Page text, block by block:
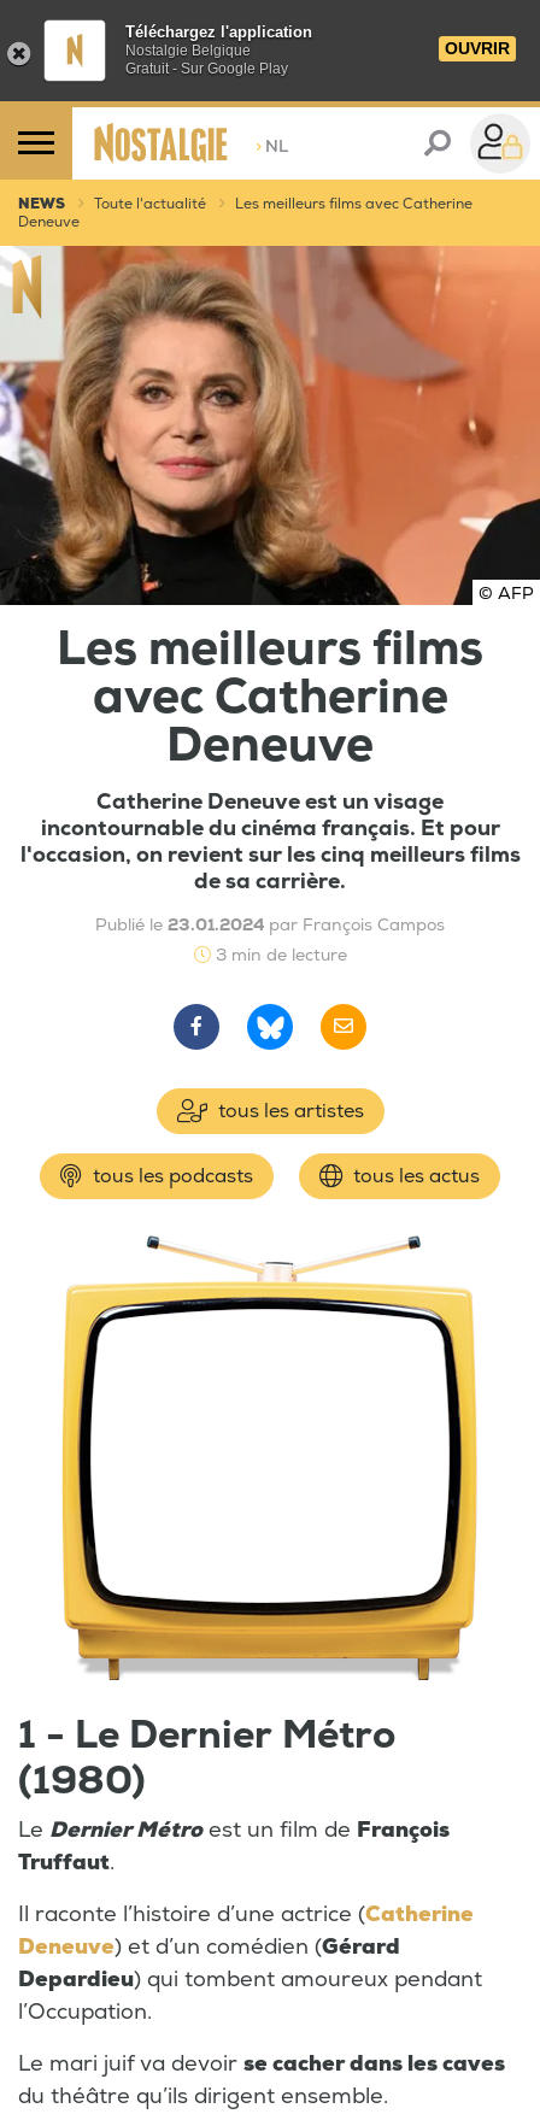
Téléchargez l'application
Nostalgie Belgique
Gratuit - Sur Google Play
OUVRIR
> NL
NEWS Toute l'actualité
Les meilleurs films avec Catherine
Deneuve
© AFP
Les meilleurs films
avec Catherine
Deneuve
Catherine Deneuve est un visage
incontournable du cinéma français. Et pour
l'occasion, on revient sur les cinq meilleurs films
de sa carrière.
Publié le 23.01.2024 par François Campos
3 min de lecture
tous les artistes
tous les podcasts tous les actus
1 - Le Dernier Métro
(1980)
Le Dernier Métroest un film de François
Truffaut.
Il raconte l’histoire d’une actrice (Catherine
Deneuve) et d’un comédien (Gérard
Depardieu) qui tombent amoureux pendant
l’Occupation.
Le mari juif va devoir se cacher dans les caves
du théâtre qu’ils dirigent ensemble.